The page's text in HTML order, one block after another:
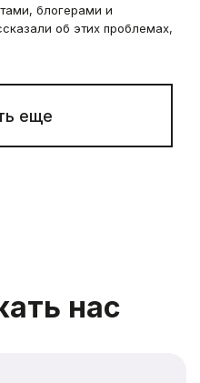
блогерами и
об этих проблемах,
еще
нас